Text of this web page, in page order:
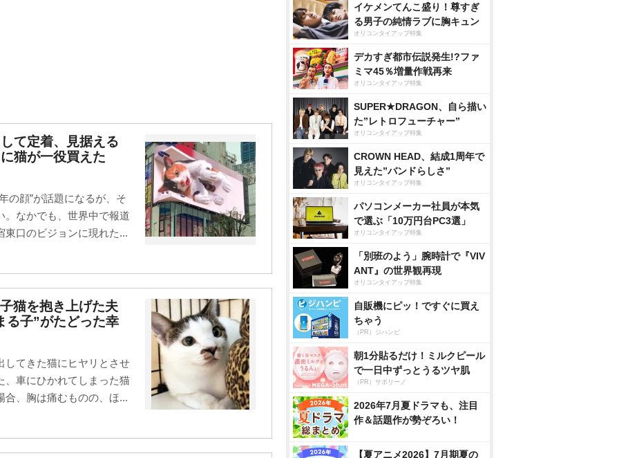
て定着、見据える
猫が一役買えた
の顔”が話題になるが、そ
。なかでも、世界中で報道
東口のビジョンに現れた...
猫を抱き上げた夫
る子”がたどった幸
してきた猫にヒヤリとさせ
、車にひかれてしまった猫
合、胸は痛むものの、ほ...
イケメンてんこ盛り！尊すぎ
る男子の純情ラブに胸キュン
オリコンタイアップ特集
デカすぎ都市伝説発生!?ファ
ミマ45％増量作戦再来
オリコンタイアップ特集
SUPER★DRAGON、自ら描い
た”レトロフューチャー”
オリコンタイアップ特集
CROWN HEAD、結成1周年で
見えた”バンドらしさ”
オリコンタイアップ特集
パソコンメーカー社員が本気
で選ぶ「10万円台PC3選」
オリコンタイアップ特集
「別班のよう」腕時計で『VIV
ANT』の世界観再現
オリコンタイアップ特集
自販機にピッ！ですぐに買え
ちゃう
（PR）ジハンピ
朝1分貼るだけ！ミルクピール
で一日中ずっとうるツヤ肌
（PR）サボリーノ
2026年7月夏ドラマも、注目
作＆話題作が勢ぞろい！
【夏アニメ2026】7月期夏の